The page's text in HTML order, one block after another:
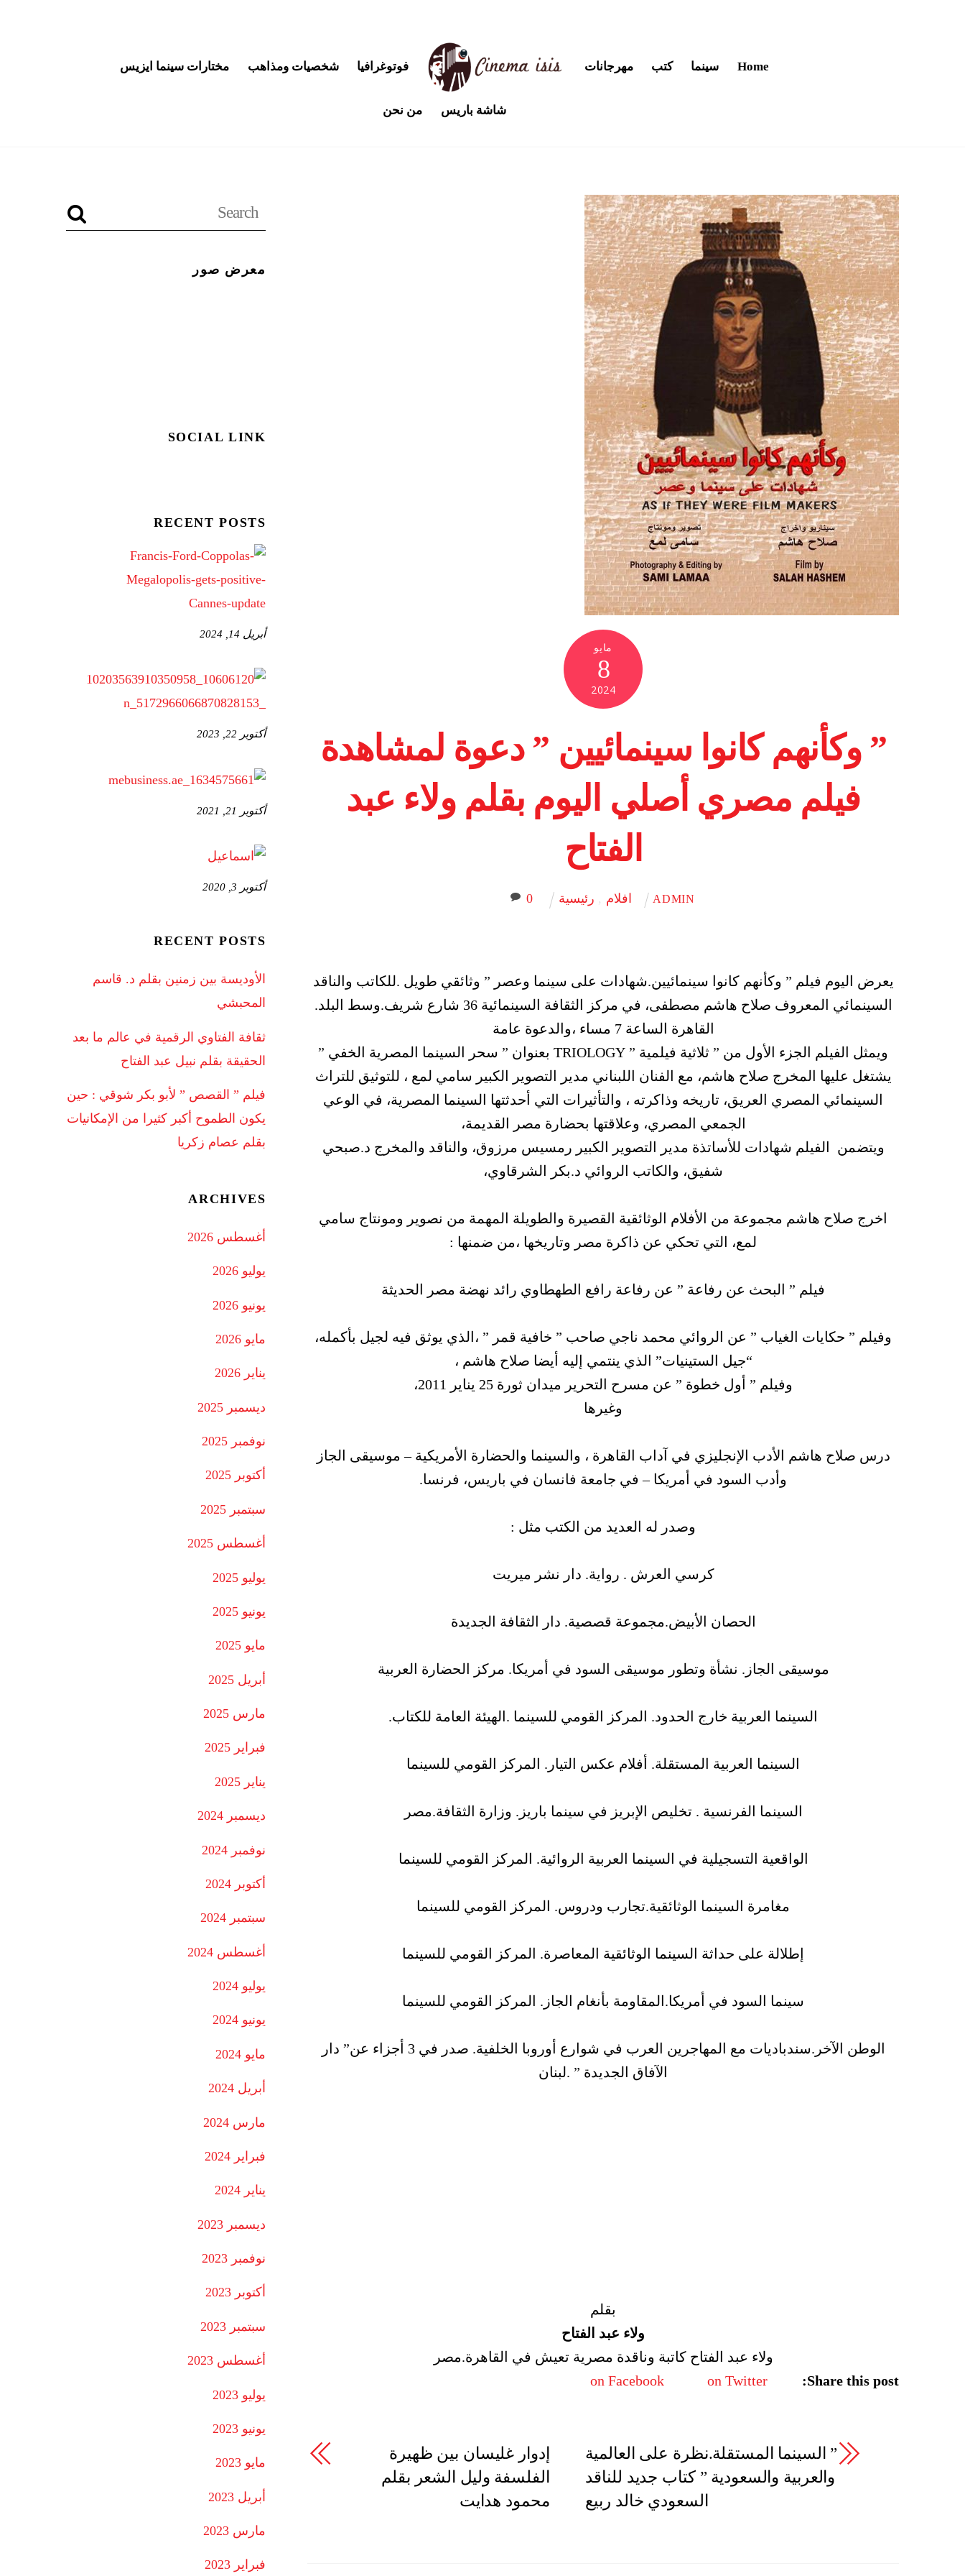
Home سينما كتب مهرجانات فوتوغرافيا شخصيات ومذاهب مختارات سينما ايزيس
شاشة باريس من نحن
مايو
8
2024
” وكأنهم كانوا سينمائيين ” دعوة لمشاهدة
فيلم مصري أصلي اليوم بقلم ولاء عبد
الفتاح
ADMIN افلام , رئيسية 0
يعرض اليوم فيلم ” وكأنهم كانوا سينمائيين.شهادات على سينما وعصر ” وثائقي طويل .للكاتب والناقد
السينمائي المعروف صلاح هاشم مصطفى، في مركز الثقافة السينمائية 36 شارع شريف.وسط البلد.
القاهرة الساعة 7 مساء ،والدعوة عامة
ويمثل الفيلم الجزء الأول من ” ثلاثية فيلمية ” TRIOLOGY بعنوان ” سحر السينما المصرية الخفي ”
يشتغل عليها المخرج صلاح هاشم، مع الفنان اللبناني مدير التصوير الكبير سامي لمع ، للتوثيق للتراث
السينمائي المصري العريق، تاريخه وذاكرته ، والتأثيرات التي أحدثتها السينما المصرية، في الوعي
الجمعي المصري، وعلاقتها بحضارة مصر القديمة،
ويتضمن الفيلم شهادات للأساتذة مدير التصوير الكبير رمسيس مرزوق، والناقد والمخرج د.صبحي
شفيق، والكاتب الروائي د.بكر الشرقاوي،
اخرج صلاح هاشم مجموعة من الأفلام الوثائقية القصيرة والطويلة المهمة من نصوير ومونتاج سامي
لمع، التي تحكي عن ذاكرة مصر وتاريخها ،من ضمنها :
فيلم ” البحث عن رفاعة ” عن رفاعة رافع الطهطاوي رائد نهضة مصر الحديثة
وفيلم ” حكايات الغياب ” عن الروائي محمد ناجي صاحب ” خافية قمر ” ،الذي يوثق فيه لجيل بأكمله،
“جيل الستينيات” الذي ينتمي إليه أيضا صلاح هاشم ،
وفيلم ” أول خطوة ” عن مسرح التحرير ميدان ثورة 25 يناير 2011،
وغيرها
درس صلاح هاشم الأدب الإنجليزي في آداب القاهرة ، والسينما والحضارة الأمريكية – موسيقى الجاز
وأدب السود في أمريكا – في جامعة فانسان في باريس، فرنسا.
وصدر له العديد من الكتب مثل :
كرسي العرش . رواية. دار نشر ميريت
الحصان الأبيض.مجموعة قصصية. دار الثقافة الجديدة
موسيقى الجاز. نشأة وتطور موسيقى السود في أمريكا. مركز الحضارة العربية
السينما العربية خارج الحدود. المركز القومي للسينما .الهيئة العامة للكتاب.
السينما العربية المستقلة. أفلام عكس التيار. المركز القومي للسينما
السينما الفرنسية . تخليص الإبريز في سينما باريز. وزارة الثقافة.مصر
الواقعية التسجيلية في السينما العربية الروائية. المركز القومي للسينما
مغامرة السينما الوثائقية.تجارب ودروس. المركز القومي للسينما
إطلالة على حداثة السينما الوثائقية المعاصرة. المركز القومي للسينما
سينما السود في أمريكا.المقاومة بأنغام الجاز. المركز القومي للسينما
الوطن الآخر.سندباديات مع المهاجرين العرب في شوارع أوروبا الخلفية. صدر في 3 أجزاء عن” دار
الآفاق الجديدة ” .لبنان
بقلم
ولاء عبد الفتاح
ولاء عبد الفتاح كاتبة وناقدة مصرية تعيش في القاهرة.مصر
Share this post:
on Twitter
on Facebook
إدوار غليسان بين ظهيرة
الفلسفة وليل الشعر بقلم
محمود هدايت
” السينما المستقلة.نظرة على العالمية
والعربية والسعودية ” كتاب جديد للناقد
السعودي خالد ربيع
معرض صور
SOCIAL LINK
RECENT POSTS
أبريل 14, 2024
أكتوبر 22, 2023
أكتوبر 21, 2021
أكتوبر 3, 2020
RECENT POSTS
الأوديسة بين زمنين بقلم د. قاسم
المحبشي
ثقافة الفتاوي الرقمية في عالم ما بعد
الحقيقة بقلم نبيل عبد الفتاح
فيلم ” القصص ” لأبو بكر شوقي : حين
يكون الطموح أكبر كثيرا من الإمكانيات
بقلم عصام زكريا
ARCHIVES
أغسطس 2026
يوليو 2026
يونيو 2026
مايو 2026
يناير 2026
ديسمبر 2025
نوفمبر 2025
أكتوبر 2025
سبتمبر 2025
أغسطس 2025
يوليو 2025
يونيو 2025
مايو 2025
أبريل 2025
مارس 2025
فبراير 2025
يناير 2025
ديسمبر 2024
نوفمبر 2024
أكتوبر 2024
سبتمبر 2024
أغسطس 2024
يوليو 2024
يونيو 2024
مايو 2024
أبريل 2024
مارس 2024
فبراير 2024
يناير 2024
ديسمبر 2023
نوفمبر 2023
أكتوبر 2023
سبتمبر 2023
أغسطس 2023
يوليو 2023
يونيو 2023
مايو 2023
أبريل 2023
مارس 2023
فبراير 2023